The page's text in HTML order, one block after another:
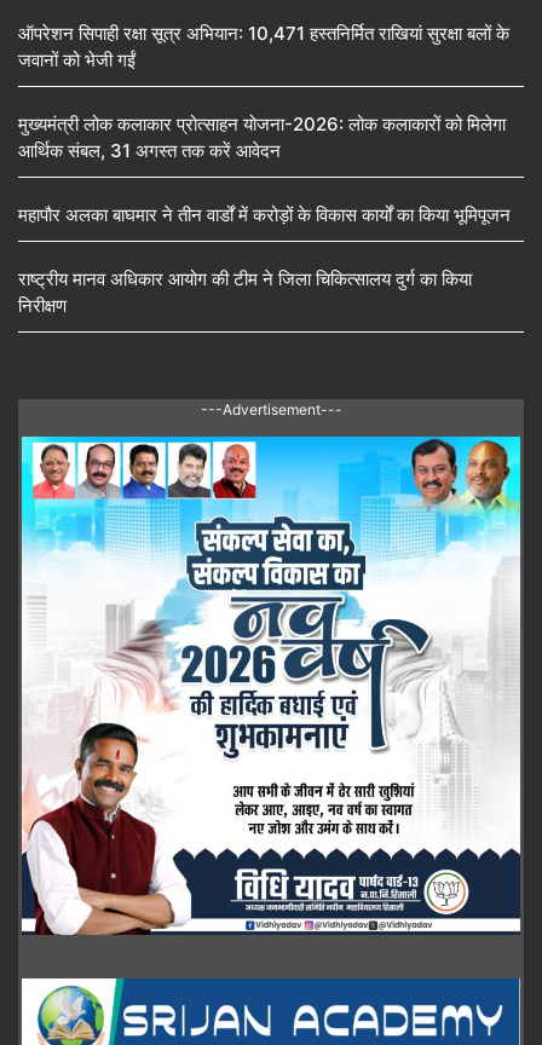
ऑपरेशन सिपाही रक्षा सूत्र अभियान: 10,471 हस्तनिर्मित राखियां सुरक्षा बलों के
जवानों को भेजी गईं
मुख्यमंत्री लोक कलाकार प्रोत्साहन योजना-2026: लोक कलाकारों को मिलेगा
आर्थिक संबल, 31 अगस्त तक करें आवेदन
महापौर अलका बाघमार ने तीन वार्डों में करोड़ों के विकास कार्यों का किया भूमिपूजन
राष्ट्रीय मानव अधिकार आयोग की टीम ने जिला चिकित्सालय दुर्ग का किया
निरीक्षण
---Advertisement---